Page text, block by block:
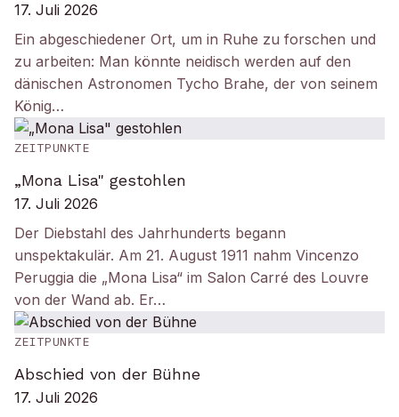
17. Juli 2026
Ein abgeschiedener Ort, um in Ruhe zu forschen und
zu arbeiten: Man könnte neidisch werden auf den
dänischen Astronomen Tycho Brahe, der von seinem
König…
ZEITPUNKTE
„Mona Lisa" gestohlen
17. Juli 2026
Der Diebstahl des Jahrhunderts begann
unspektakulär. Am 21. August 1911 nahm Vincenzo
Peruggia die „Mona Lisa“ im Salon Carré des Louvre
von der Wand ab. Er…
ZEITPUNKTE
Abschied von der Bühne
17. Juli 2026